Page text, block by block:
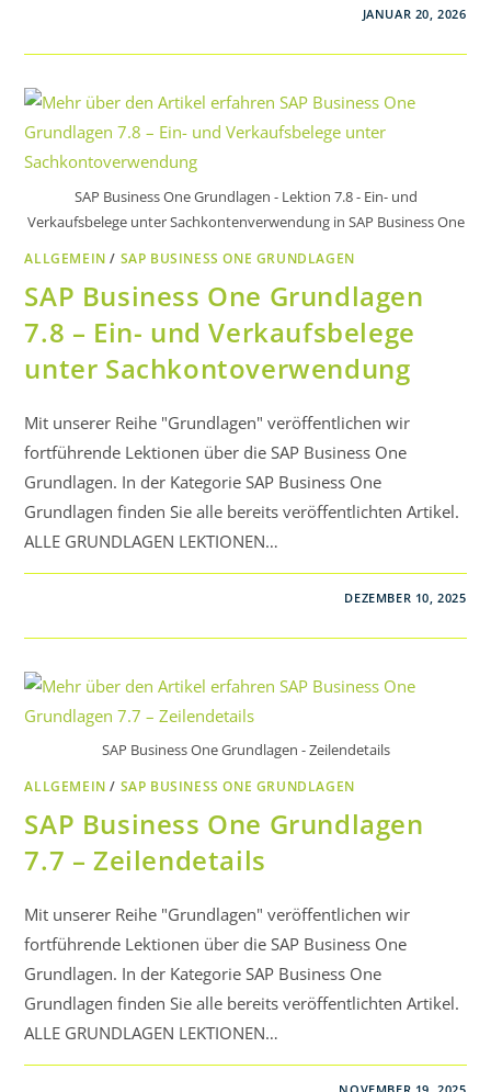
JANUAR 20, 2026
SAP Business One Grundlagen - Lektion 7.8 - Ein- und
Verkaufsbelege unter Sachkontenverwendung in SAP Business One
ALLGEMEIN / SAP BUSINESS ONE GRUNDLAGEN
SAP Business One Grundlagen
7.8 – Ein- und Verkaufsbelege
unter Sachkontoverwendung
Mit unserer Reihe "Grundlagen" veröffentlichen wir
fortführende Lektionen über die SAP Business One
Grundlagen. In der Kategorie SAP Business One
Grundlagen finden Sie alle bereits veröffentlichten Artikel.
ALLE GRUNDLAGEN LEKTIONEN…
DEZEMBER 10, 2025
SAP Business One Grundlagen - Zeilendetails
ALLGEMEIN / SAP BUSINESS ONE GRUNDLAGEN
SAP Business One Grundlagen
7.7 – Zeilendetails
Mit unserer Reihe "Grundlagen" veröffentlichen wir
fortführende Lektionen über die SAP Business One
Grundlagen. In der Kategorie SAP Business One
Grundlagen finden Sie alle bereits veröffentlichten Artikel.
ALLE GRUNDLAGEN LEKTIONEN…